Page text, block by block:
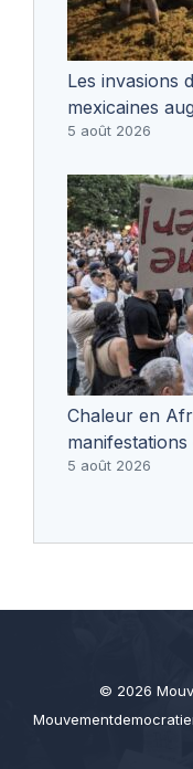
Les invasions
mexicaines
5 août 2026
Chaleur en
manifestations
5 août 2026
© 2026